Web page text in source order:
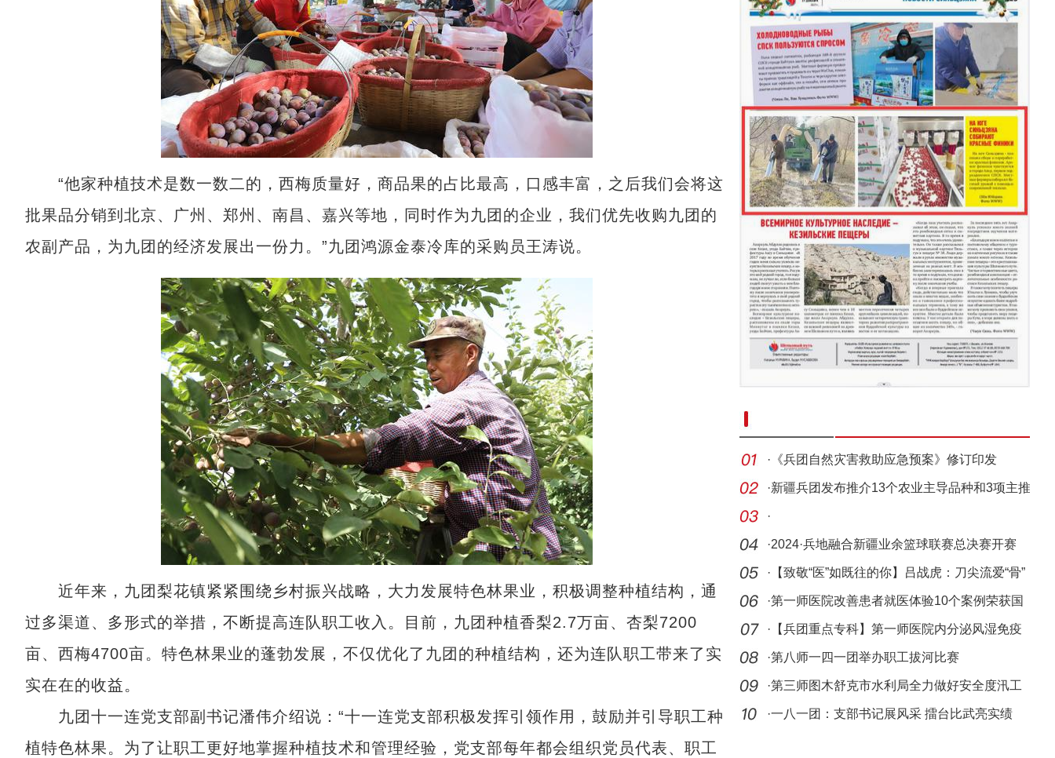
“他家种植技术是数一数二的，西梅质量好，商品果的占比最高，口感丰富，之后我们会将这
批果品分销到北京、广州、郑州、南昌、嘉兴等地，同时作为九团的企业，我们优先收购九团的
农副产品，为九团的经济发展出一份力。”九团鸿源金泰冷库的采购员王涛说。
近年来，九团梨花镇紧紧围绕乡村振兴战略，大力发展特色林果业，积极调整种植结构，通
过多渠道、多形式的举措，不断提高连队职工收入。目前，九团种植香梨2.7万亩、杏梨7200
亩、西梅4700亩。特色林果业的蓬勃发展，不仅优化了九团的种植结构，还为连队职工带来了实
实在在的收益。
九团十一连党支部副书记潘伟介绍说：“十一连党支部积极发挥引领作用，鼓励并引导职工种
植特色林果。为了让职工更好地掌握种植技术和管理经验，党支部每年都会组织党员代表、职工
· 《兵团自然灾害救助应急预案》修订印发
·新疆兵团发布推介13个农业主导品种和3项主推
技术
·
·2024·兵地融合新疆业余篮球联赛总决赛开赛
· 【致敬“医”如既往的你】吕战虎：刀尖流爱“骨”
·第一师医院改善患者就医体验10个案例荣获国
家奖项
· 【兵团重点专科】第一师医院内分泌风湿免疫
科
·第八师一四一团举办职工拔河比赛
·第三师图木舒克市水利局全力做好安全度汛工
作
·一八一团：支部书记展风采 擂台比武亮实绩